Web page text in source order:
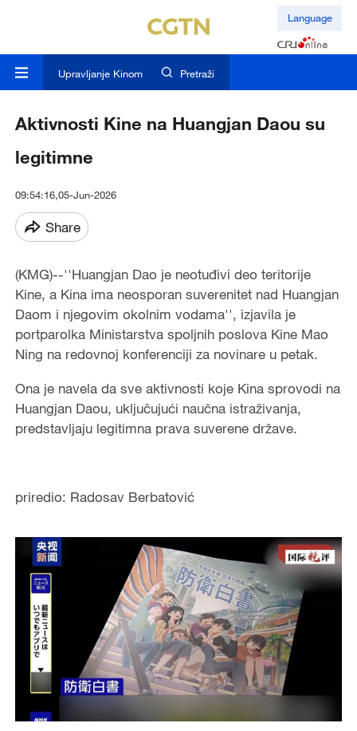
Language
Upravljanje Kinom Pretraži
Aktivnosti Kine na Huangjan Daou su
legitimne
09:54:16,05-Jun-2026
Share
(KMG)--''Huangjan Dao je neotuđivi deo teritorije
Kine, a Kina ima neosporan suverenitet nad Huangjan
Daom i njegovim okolnim vodama'', izjavila je
portparolka Ministarstva spoljnih poslova Kine Mao
Ning na redovnoj konferenciji za novinare u petak.
Ona je navela da sve aktivnosti koje Kina sprovodi na
Huangjan Daou, uključujući naučna istraživanja,
predstavljaju legitimna prava suverene države.
priredio: Radosav Berbatović